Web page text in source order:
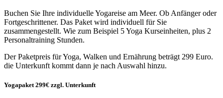
Buchen Sie Ihre individuelle Yogareise am Meer. Ob Anfänger oder
Fortgeschrittener. Das Paket wird individuell für Sie
zusammengestellt. Wie zum Beispiel 5 Yoga Kurseinheiten, plus 2
Personaltraining Stunden.
Der Paketpreis für Yoga, Walken und Ernährung beträgt 299 Euro.
die Unterkunft kommt dann je nach Auswahl hinzu.
Yogapaket 299€ zzgl. Unterkunft